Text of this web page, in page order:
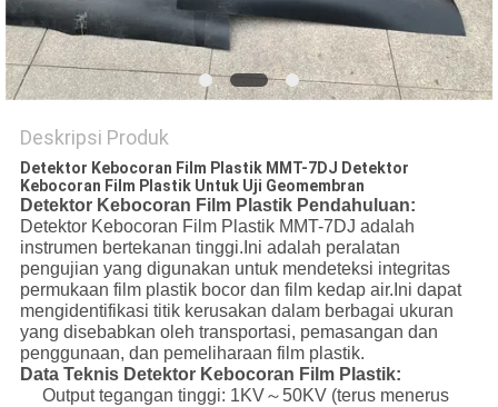
Deskripsi Produk
Detektor Kebocoran Film Plastik MMT-7DJ Detektor
Kebocoran Film Plastik Untuk Uji Geomembran
Detektor Kebocoran Film Plastik Pendahuluan:
Detektor Kebocoran Film Plastik MMT-7DJ adalah
instrumen bertekanan tinggi.Ini adalah peralatan
pengujian yang digunakan untuk mendeteksi integritas
permukaan film plastik bocor dan film kedap air.Ini dapat
mengidentifikasi titik kerusakan dalam berbagai ukuran
yang disebabkan oleh transportasi, pemasangan dan
penggunaan, dan pemeliharaan film plastik.
Data Teknis Detektor Kebocoran Film Plastik:
Output tegangan tinggi: 1KV～50KV (terus menerus